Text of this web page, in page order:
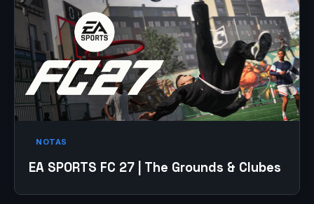
NOTAS
EA SPORTS FC 27 | The Grounds & Clubes